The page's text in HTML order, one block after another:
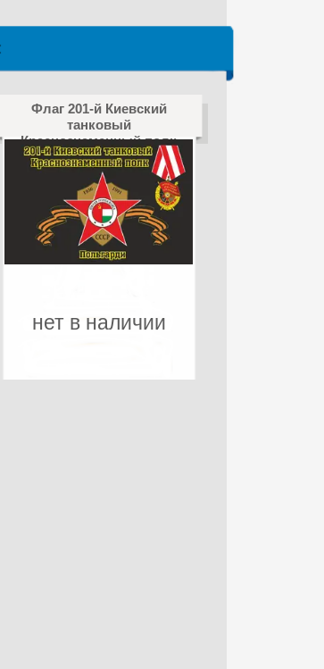
Флаг 201-й Киевский
танковый
Краснознаменный полк
Польгарди
нет в наличии